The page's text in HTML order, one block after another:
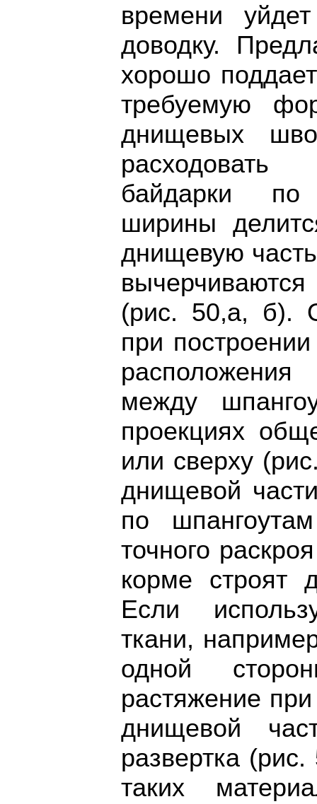
времени
доводку.
хорошо
требуемую
днищевых
байдарки по
ширины
днищевую
(рис. 50,а, б).
при
расположения
между
проекциях
или сверху
днищевой
по
точного
корме строят
Если
ткани,
одной
растяжение
днищевой
развертка
таких